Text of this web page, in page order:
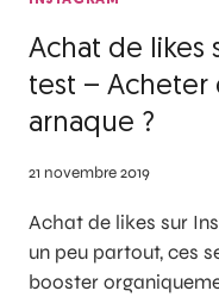
Achat de likes
test – Acheter
arnaque ?
21 novembre 2019
Achat de likes sur
un peu partout, ces
booster